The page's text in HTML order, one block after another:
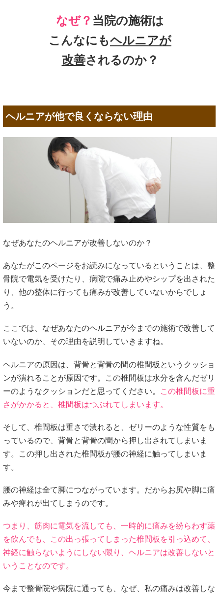
なぜ？ 当院の施術は
こんなにもヘルニアが
改善されるのか？
ヘルニアが他で良くならない理由
なぜあなたのヘルニアが改善しないのか？
あなたがこのページをお読みになっているということは、整
骨院で電気を受けたり、病院で痛み止めやシップを出された
り、他の整体に行っても痛みが改善していないからでしょ
う。
ここでは、なぜあなたのヘルニアが今までの施術で改善して
いないのか、その理由を説明していきますね。
ヘルニアの原因は、背骨と背骨の間の椎間板というクッショ
ンが潰れることが原因です。この椎間板は水分を含んだゼリ
ーのようなクッションだと思ってください。
この椎間板に重
さがかかると、椎間板はつぶれてしまいます。
そして、椎間板は重さで潰れると、ゼリーのような性質をも
っているので、背骨と背骨の間から押し出されてしまいま
す。この押し出された椎間板が腰の神経に触ってしまいま
す。
腰の神経は全て脚につながっています。だからお尻や脚に痛
みや痺れが出てしまうのです。
つまり、筋肉に電気を流しても、一時的に痛みを紛らわす薬
を飲んでも、この出っ張ってしまった椎間板を引っ込めて、
神経に触らないようにしない限り、ヘルニアは改善しないと
いうことなのです。
今まで整骨院や病院に通っても、なぜ、私の痛みは改善しな